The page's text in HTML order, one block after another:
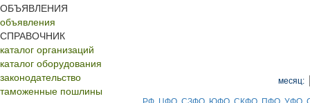
ОБЪЯВЛЕНИЯ
объявления
СПРАВОЧНИК
каталог организаций
каталог оборудования
законодательство
таможенные пошлины
месяц: